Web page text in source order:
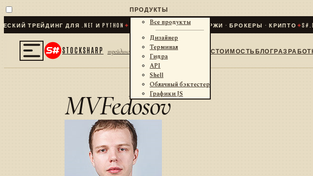
ТРЕЙДИНГ ДЛЯ .NET И PYTHON ✦ 70 + КОННЕКТОРОВ · БИРЖИ · БРОКЕРЫ · КРИПТО✦
STOCKSHARP трейдинг
ПРОДУКТЫ
Все продукты
Дизайнер
Терминал
Гидра
API
Shell
Облачный бэктестер
Графики JS
СТОИМОСТЬБЛОГ
MVFedosov